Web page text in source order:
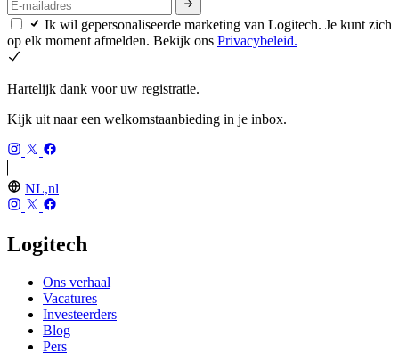
Ik wil gepersonaliseerde marketing van Logitech. Je kunt zich
op elk moment afmelden. Bekijk ons Privacybeleid.
Hartelijk dank voor uw registratie.
Kijk uit naar een welkomstaanbieding in je inbox.
NL,nl
Logitech
Ons verhaal
Vacatures
Investeerders
Blog
Pers